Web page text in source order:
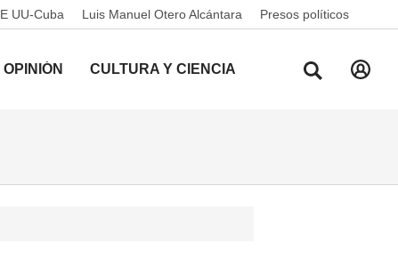
UU-Cuba Luis Manuel Otero Alcántara Presos políticos
OPINIÓN CULTURA Y CIENCIA